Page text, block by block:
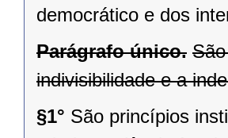
democrático e dos
Parágrafo único.
indivisibilidade e a
§1° São princípios